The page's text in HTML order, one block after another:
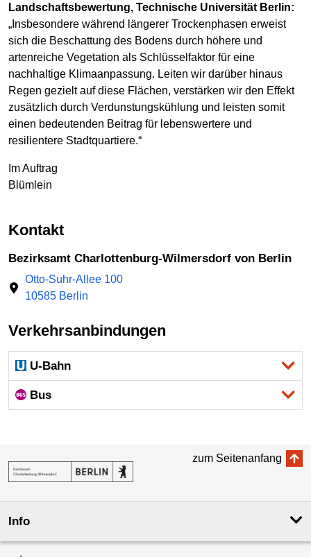
Landschaftsbewertung, Technische Universität Berlin:
„Insbesondere während längerer Trockenphasen erweist
sich die Beschattung des Bodens durch höhere und
artenreiche Vegetation als Schlüsselfaktor für eine
nachhaltige Klimaanpassung. Leiten wir darüber hinaus
Regen gezielt auf diese Flächen, verstärken wir den Effekt
zusätzlich durch Verdunstungskühlung und leisten somit
einen bedeutenden Beitrag für lebenswertere und
resilientere Stadtquartiere.“
Im Auftrag
Blümlein
Kontakt
Bezirksamt Charlottenburg-Wilmersdorf von Berlin
Otto-Suhr-Allee 100
10585 Berlin
Verkehrsanbindungen
U-Bahn
Bus
zum Seitenanfang
Info